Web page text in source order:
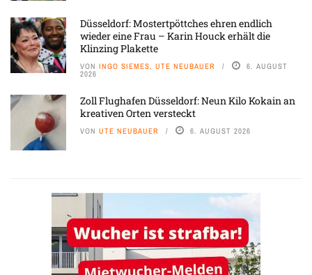
Düsseldorf: Mostertpöttches ehren endlich
wieder eine Frau – Karin Houck erhält die
Klinzing Plakette
VON INGO SIEMES, UTE NEUBAUER 6. AUGUST
2026
Zoll Flughafen Düsseldorf: Neun Kilo Kokain an
kreativen Orten versteckt
VON UTE NEUBAUER 6. AUGUST 2026